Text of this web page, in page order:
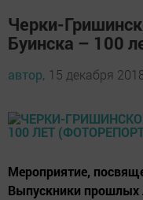
Черки-
Буинска – 100
автор, 15 декабря
Мероприятие,
Выпускники прошлых